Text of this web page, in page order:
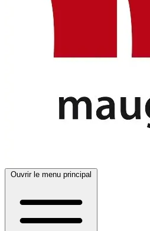
Ouvrir le menu principal